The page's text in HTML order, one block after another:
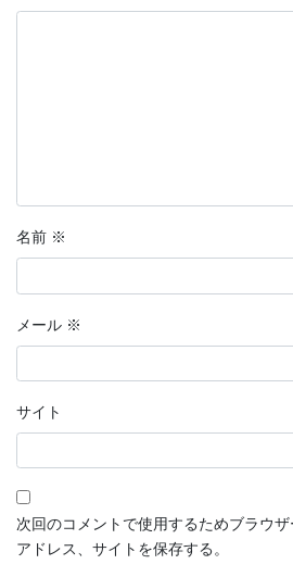
名前 ※
メール ※
サイト
次回のコメントで使用するためブラウ
アドレス、サイトを保存する。